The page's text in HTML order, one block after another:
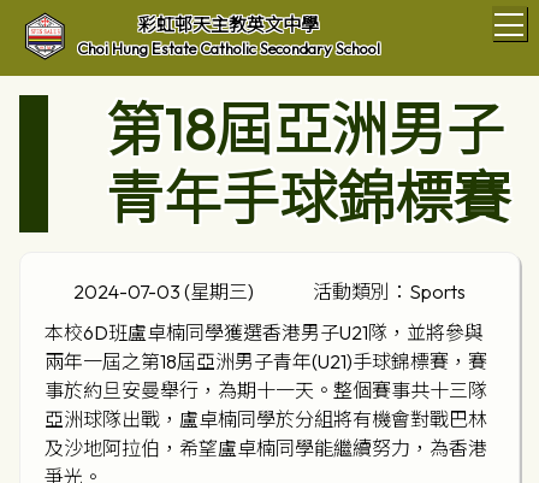
彩虹邨天主教英文中學
Choi Hung Estate Catholic Secondary School
第18屆亞洲男子
青年手球錦標賽
2024-07-03 (星期三)
活動類別：Sports
本校6D班盧卓楠同學獲選香港男子U21隊，並將參與
兩年一屆之第18屆亞洲男子青年(U21)手球錦標賽，賽
事於約旦安曼舉行，為期十一天。整個賽事共十三隊
亞洲球隊出戰，盧卓楠同學於分組將有機會對戰巴林
及沙地阿拉伯，希望盧卓楠同學能繼續努力，為香港
爭光。